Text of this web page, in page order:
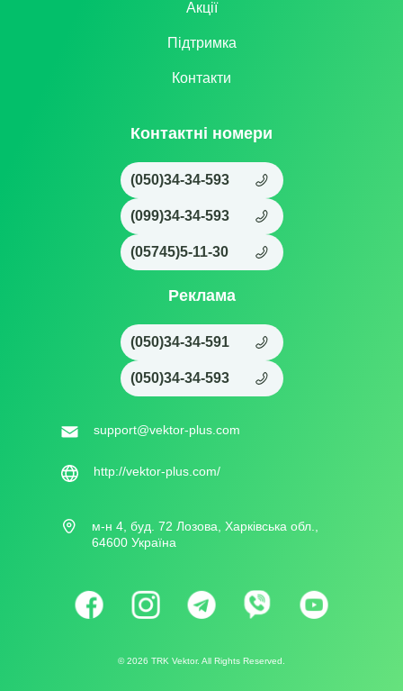
Акції
Підтримка
Контакти
Контактні номери
(050)34-34-593
(099)34-34-593
(05745)5-11-30
Реклама
(050)34-34-591
(050)34-34-593
support@vektor-plus.com
http://vektor-plus.com/
м-н 4, буд. 72 Лозова, Харківська обл.,
64600 Україна
©2026 TRK Vektor. All Rights Reserved.